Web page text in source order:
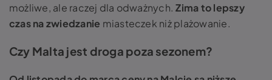
możliwe, ale raczej dla odważnych.Zima to lepszy
czas na zwiedzanie miasteczek niż plażowanie.
Czy Malta jest droga poza sezonem?